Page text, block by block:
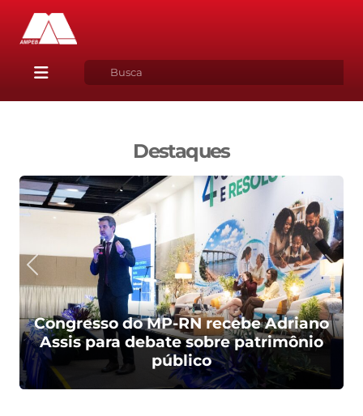
Destaques
Congresso do MP-RN recebe Adriano
Assis para debate sobre patrimônio
público